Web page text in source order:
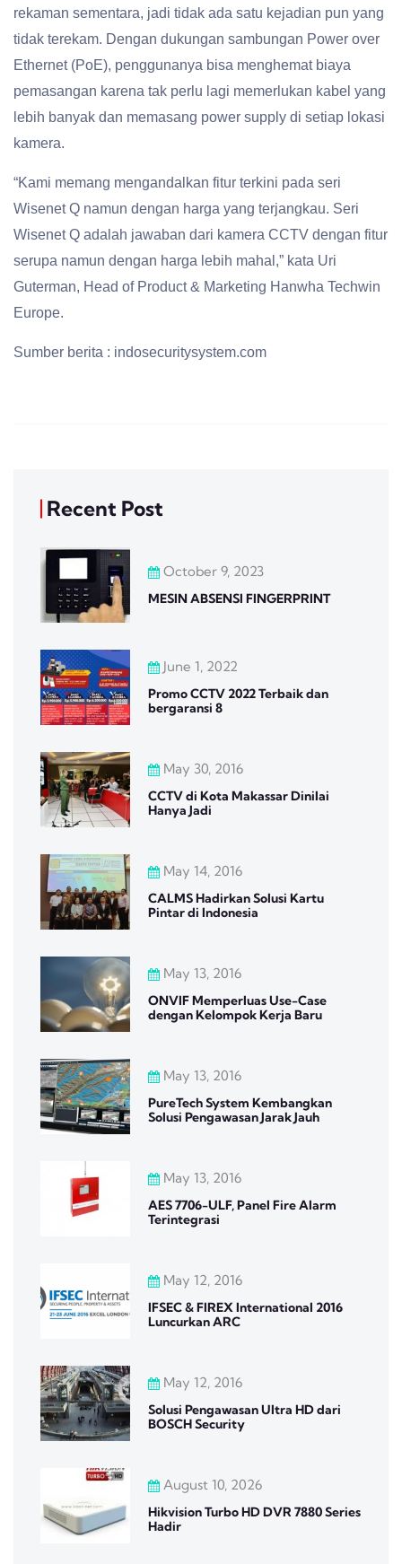
rekaman sementara, jadi tidak ada satu kejadian pun yang
tidak terekam. Dengan dukungan sambungan Power over
Ethernet (PoE), penggunanya bisa menghemat biaya
pemasangan karena tak perlu lagi memerlukan kabel yang
lebih banyak dan memasang power supply di setiap lokasi
kamera.
“Kami memang mengandalkan fitur terkini pada seri
Wisenet Q namun dengan harga yang terjangkau. Seri
Wisenet Q adalah jawaban dari kamera CCTV dengan fitur
serupa namun dengan harga lebih mahal,” kata Uri
Guterman, Head of Product & Marketing Hanwha Techwin
Europe.
Sumber berita : indosecuritysystem.com
Recent Post
October 9, 2023
MESIN ABSENSI FINGERPRINT
June 1, 2022
Promo CCTV 2022 Terbaik dan
bergaransi 8
May 30, 2016
CCTV di Kota Makassar Dinilai
Hanya Jadi
May 14, 2016
CALMS Hadirkan Solusi Kartu
Pintar di Indonesia
May 13, 2016
ONVIF Memperluas Use-Case
dengan Kelompok Kerja Baru
May 13, 2016
PureTech System Kembangkan
Solusi Pengawasan Jarak Jauh
May 13, 2016
AES 7706-ULF, Panel Fire Alarm
Terintegrasi
May 12, 2016
IFSEC & FIREX International 2016
Luncurkan ARC
May 12, 2016
Solusi Pengawasan Ultra HD dari
BOSCH Security
August 10, 2026
Hikvision Turbo HD DVR 7880 Series
Hadir